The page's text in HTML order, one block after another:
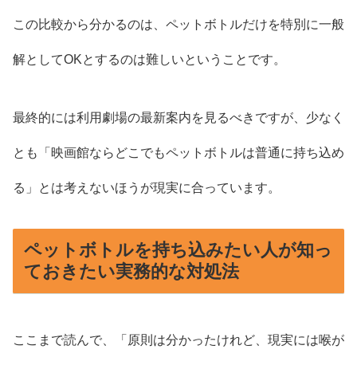
この比較から分かるのは、ペットボトルだけを特別に一般
解としてOKとするのは難しいということです。
最終的には利用劇場の最新案内を見るべきですが、少なく
とも「映画館ならどこでもペットボトルは普通に持ち込め
る」とは考えないほうが現実に合っています。
ペットボトルを持ち込みたい人が知っ
ておきたい実務的な対処法
ここまで読んで、「原則は分かったけれど、現実には喉が